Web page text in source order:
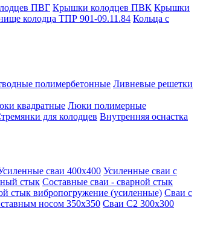
ПВГ Крышки колодцев ПВК Крышки
колодца ТПР 901-09.11.84 Кольца с
полимербетонные Ливневые решетки
квадратные Люки полимерные
для колодцев Внутренняя оснастка
сваи 400х400 Усиленные сваи с
стык Составные сваи - сварной стык
стык вибропогружение (усиленные) Сваи с
носом 350х350 Сваи С2 300х300